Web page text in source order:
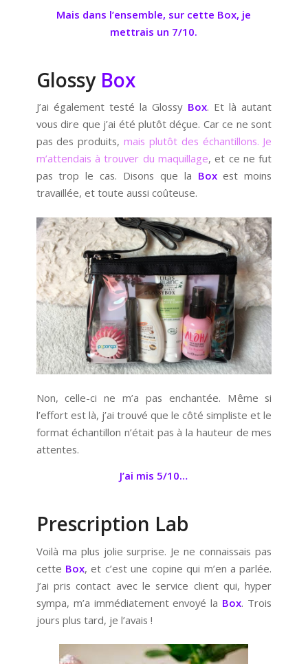
Mais dans l’ensemble, sur cette Box, je
mettrais un 7/10.
Glossy Box
J’ai également testé la Glossy Box. Et là autant
vous dire que j’ai été plutôt déçue. Car ce ne sont
pas des produits,mais plutôt des échantillons. Je
m’attendais à trouver du maquillage, et ce ne fut
pas trop le cas. Disons que la Boxest moins
travaillée, et toute aussi coûteuse.
Non, celle-ci ne m’a pas enchantée. Même si
l’effort est là, j’ai trouvé que le côté simpliste et le
format échantillon n’était pas à la hauteur de mes
attentes.
J’ai mis 5/10…
Prescription Lab
Voilà ma plus jolie surprise. Je ne connaissais pas
cette Box, et c’est une copine qui m’en a parlée.
J’ai pris contact avec le service client qui, hyper
sympa, m’a immédiatement envoyé la Box. Trois
jours plus tard, je l’avais !